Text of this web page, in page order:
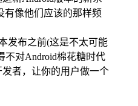
有像他们应该的那样频
发布之前(这是不太可能
不对Android棉花糖时代
者，让你的用户做一个